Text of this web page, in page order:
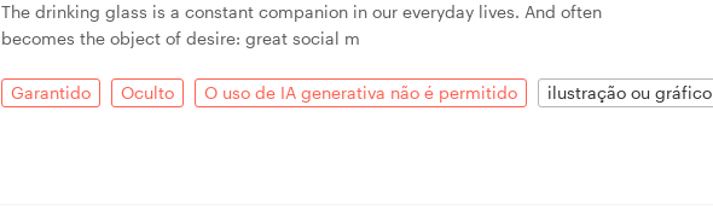
The drinking glass is a constant companion in our everyday lives. And often
becomes the object of desire: great social m
Garantido Oculto O uso de IA generativa não é permitido ilustração ou gráfico